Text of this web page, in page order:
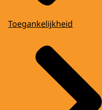
Toegankelijkheid